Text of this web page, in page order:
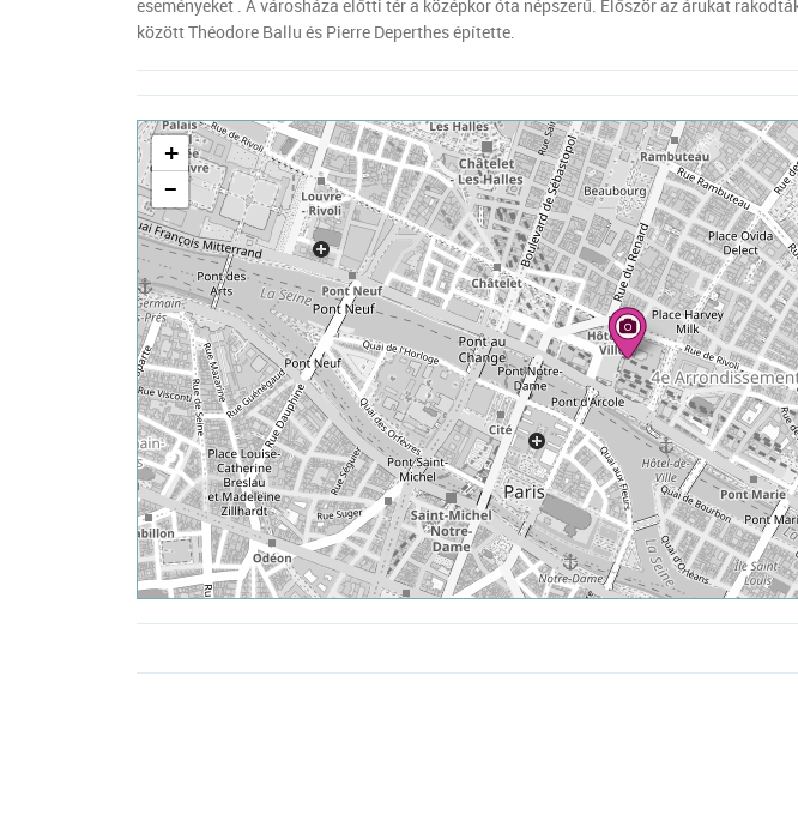
eseményeket . A városháza előtti tér a középkor óta népszerű. Először az árukat
között Théodore Ballu és Pierre Deperthes építette.
+
−